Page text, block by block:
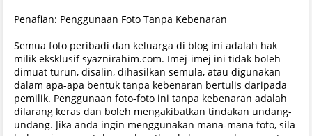
Penafian: Penggunaan Foto Tanpa Kebenaran
Semua foto peribadi dan keluarga di blog ini adalah hak
milik eksklusif syaznirahim.com. Imej-imej ini tidak boleh
dimuat turun, disalin, dihasilkan semula, atau digunakan
dalam apa-apa bentuk tanpa kebenaran bertulis daripada
pemilik. Penggunaan foto-foto ini tanpa kebenaran adalah
dilarang keras dan boleh mengakibatkan tindakan undang-
undang. Jika anda ingin menggunakan mana-mana foto, sila